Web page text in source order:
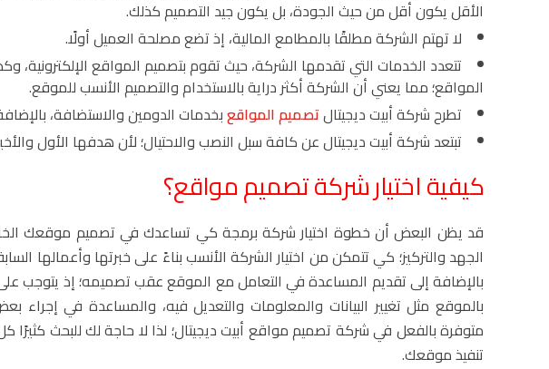
الأقل يكون أقل من حيث الجودة، بل يكون جيد التصميم كذلك.
لا تهتم الشركة مطلقًا بالمطامع المالية، إذ تضع مصلحة العميل أولًا.
تتعدد الخدمات التي تقدمها الشركة، حيث تقوم بتصميم المواقع الإلكترونية،
المواقع؛ مما يعني أن الشركة أكثر دراية بالاستخدام والتصميم الأنسب للموقع.
تطرح شركة أبيت ديجيتالتصميم المواقعبخدمات الدومين والاستضافة،
تبتعد شركة أبيت ديجيتال عن كافة سبل النصب والاحتيال؛ لأن هدفها الأول
كيفية اختيارشركة تصميم مواقع؟
قد يظن البعض أن خطوة اختيار شركة برمجة كي تساعدك في تصميم موقعك
الجهد والتركيز؛ كي تتمكن من اختيار الشركة الأنسب بناءً على خبرتها وأعمالها
بالإضافة إلى تقديم المساعدة في التعامل مع الموقع عقب تصميمه؛ إذ يتوجب
بالموقع مثل تغيير البيانات والمعلومات والتعديل فيه، والمساعدة في
متوفرة بالفعل فيشركة تصميم مواقعأبيت ديجيتال؛ لذا لا حاجة لك للبحث
تنفيذ موقعك.